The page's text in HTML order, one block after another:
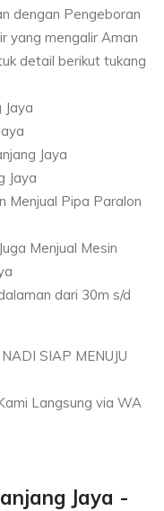
dengan Pengeboran
yang mengalir Aman
detail berikut tukang
Jaya
Jaya
Jaya
Menjual Pipa Paralon
Menjual Mesin
dari 30m s/d
SIAP MENUJU
Langsung via WA
Jaya -